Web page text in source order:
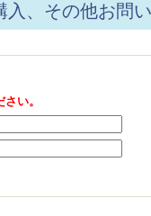
入、その他お問
い。